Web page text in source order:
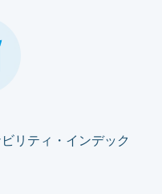
リティ・インデック